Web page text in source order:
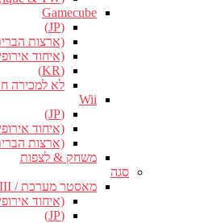
Gamecube
(JP)
(ארצות
(איחוד
(KR)
לא למכירה
Wii
(JP)
(איחוד
(ארצות
משחק & לצפות
סגה
מאסטר מערכת / Mark III
(איחוד
(JP)